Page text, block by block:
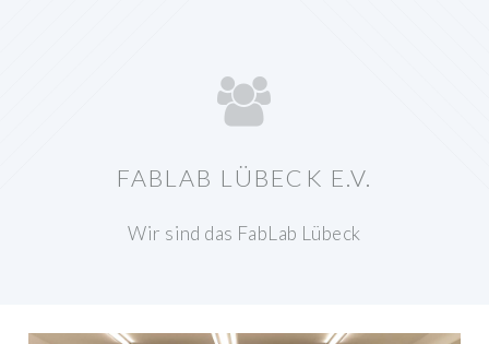
FABLAB LÜBECK E.V.
Wir sind das FabLab Lübeck